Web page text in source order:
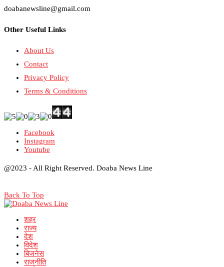
doabanewsline@gmail.com
Other Useful Links
About Us
Contact
Privacy Policy
Terms & Conditions
Facebook
Instagram
Youtube
@2023 - All Right Reserved. Doaba News Line
Back To Top
शहर
राज्य
देश
विदेश
बिजनेस
राजनीति